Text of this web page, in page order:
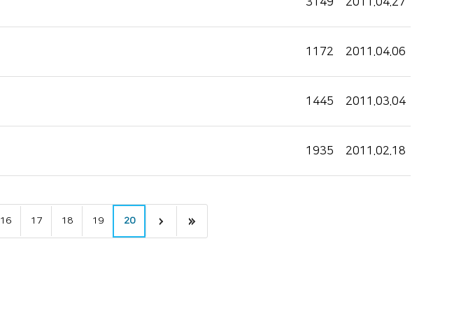
1172 2011.04.06
1445 2011.03.04
1935 2011.02.18
16 17 18 19 20